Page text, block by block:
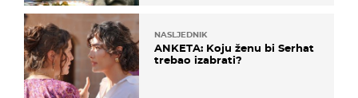
NASLJEDNIK
ANKETA: Koju ženu bi Serhat
trebao izabrati?